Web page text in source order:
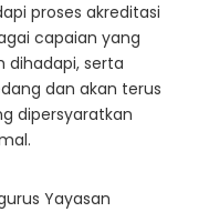
proses akreditasi
capaian yang
dihadapi, serta
dan akan terus
dipersyaratkan
Yayasan